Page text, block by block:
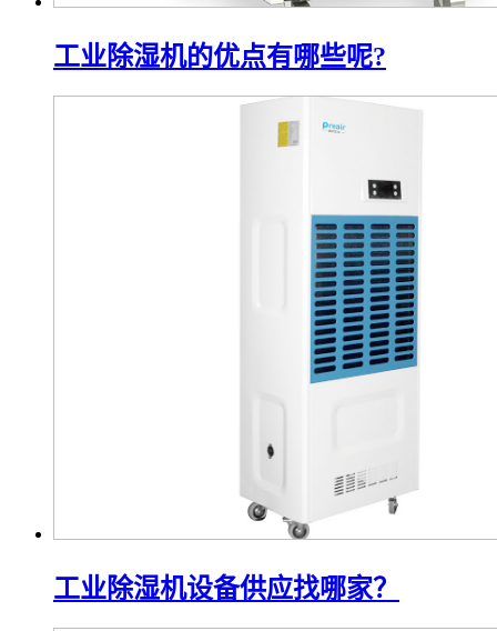
工业除湿机的优点有哪些呢?
工业除湿机设备供应找哪家？